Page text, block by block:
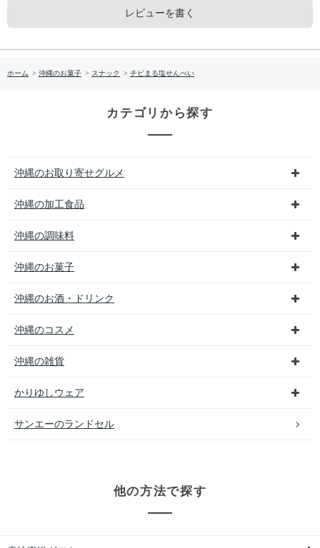
レビューを書く
ホーム > 沖縄のお菓子 > スナック > チビまる塩せんべい
カテゴリから探す
沖縄のお取り寄せグルメ
沖縄の加工食品
沖縄の調味料
沖縄のお菓子
沖縄のお酒・ドリンク
沖縄のコスメ
沖縄の雑貨
かりゆしウェア
サンエーのランドセル
他の方法で探す